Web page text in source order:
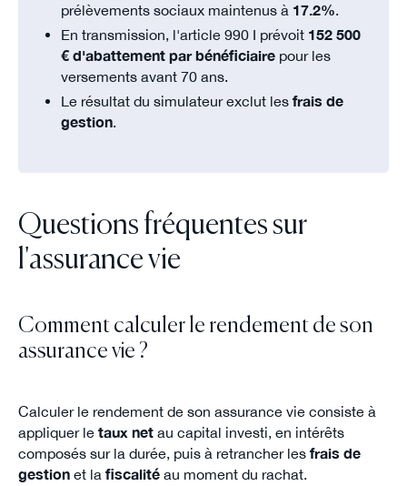
prélèvements sociaux maintenus à 17.2%.
En transmission, l'article 990 I prévoit 152 500
€ d'abattement par bénéficiaire pour les
versements avant 70 ans.
Le résultat du simulateur exclut lesfrais de
gestion.
Questions fréquentes sur
l'assurance vie
Comment calculer le rendement de son
assurance vie ?
Calculer le rendement de son assurance vie consiste à
appliquer le taux netau capital investi, en intérêts
composés sur la durée, puis à retrancher les frais de
gestionet la fiscalitéau moment du rachat.